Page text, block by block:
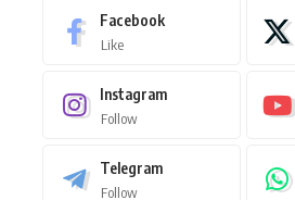
Facebook
Like
Instagram
Follow
Telegram
Follow